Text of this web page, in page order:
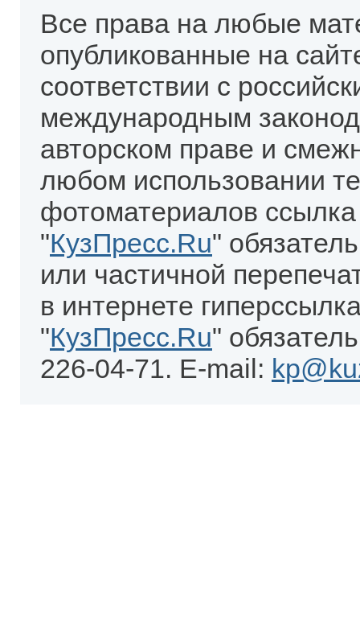
Все права на любые
опубликованные на
соответствии с
международным
авторском праве и
любом использовании
фотоматериалов
"КузПресс.Ru"
или частичной
в интернете
"КузПресс.Ru"
226-04-71. E-mail: